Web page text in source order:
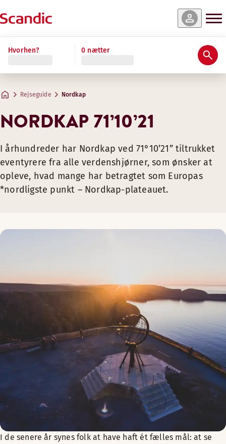
Hvorhen? 0 nætter
Rejseguide Nordkap
NORDKAP 71’10’21
I århundreder har Nordkap ved 71°10’21” tiltrukket
eventyrere fra alle verdenshjørner, som ønsker at
opleve, hvad mange har betragtet som Europas
*nordligste punkt – Nordkap-plateauet.
I de senere år synes folk at have haft ét fælles mål: at se